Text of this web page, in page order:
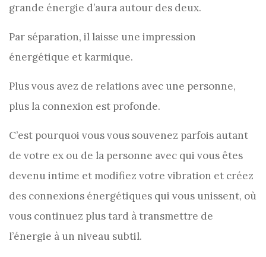
grande énergie d’aura autour des deux.
Par séparation, il laisse une impression
énergétique et karmique.
Plus vous avez de relations avec une personne,
plus la connexion est profonde.
C’est pourquoi vous vous souvenez parfois autant
de votre ex ou de la personne avec qui vous êtes
devenu intime et modifiez votre vibration et créez
des connexions énergétiques qui vous unissent, où
vous continuez plus tard à transmettre de
l’énergie à un niveau subtil.